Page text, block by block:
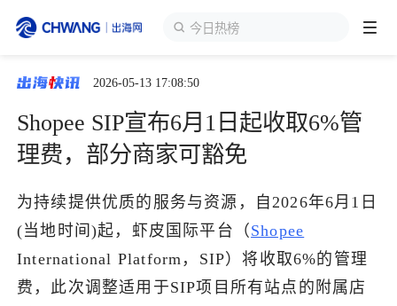
今日热榜
跨境展会
出海服务
出海资讯
跨境报告
2026-05-13 17:08:50
Shopee SIP宣布6月1日起收取6%管
理费，部分商家可豁免
为持续提供优质的服务与资源，自2026年6月1日
(当地时间)起，虾皮国际平台（ Shopee
International Platform，SIP）将收取6%的管理
费，此次调整适用于SIP项目所有站点的附属店